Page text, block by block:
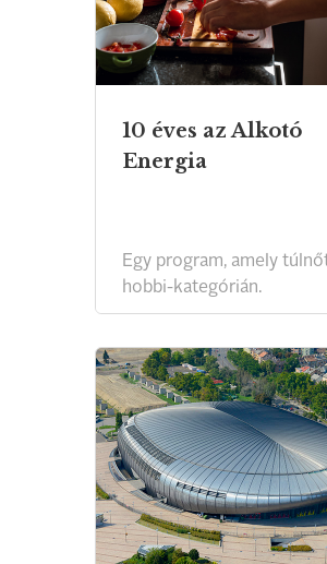
10 éves az Alkotó
Energia
Egy program, amely
hobbi-kategórián.